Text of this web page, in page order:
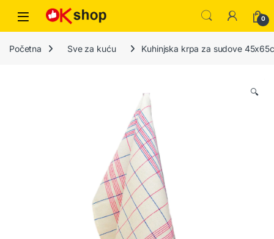
0
Početna Sve za kuću Kuhinjska krpa za sudove
🔍